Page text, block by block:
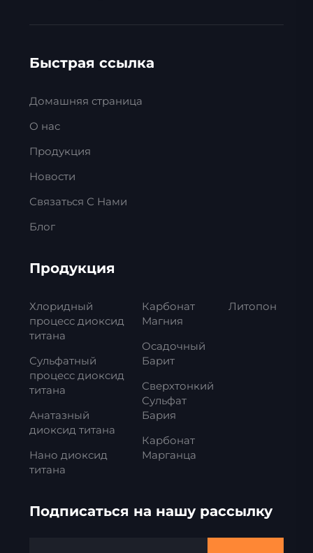
Быстрая ссылка
Домашняя страница
О нас
Продукция
Новости
Связаться С Нами
Блог
Продукция
Хлоридный
процесс диоксид
титана
Сульфатный
процесс диоксид
титана
Анатазный
диоксид титана
Нано диоксид
титана
Карбонат
Магния
Осадочный
Барит
Сверхтонкий
Сульфат
Бария
Карбонат
Марганца
Литопон
Подписаться на нашу рассылку